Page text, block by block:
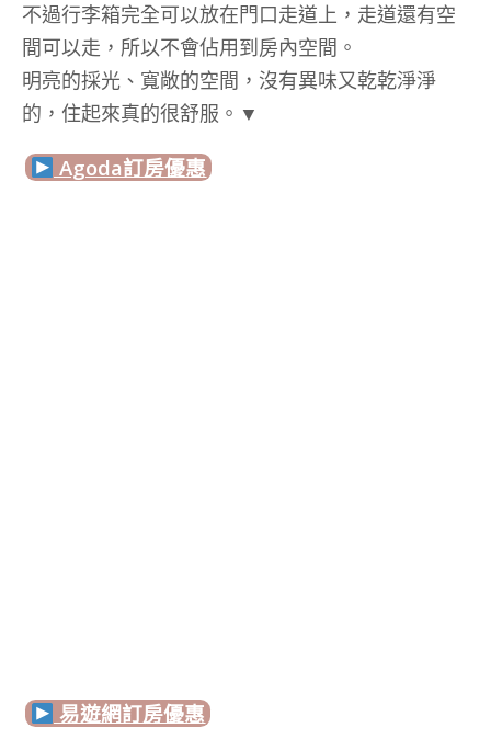
不過行李箱完全可以放在門口走道上，走道還有空
間可以走，所以不會佔用到房內空間。
明亮的採光、寬敞的空間，沒有異味又乾乾淨淨
的，住起來真的很舒服。▼
Agoda訂房優惠
易遊網訂房優惠